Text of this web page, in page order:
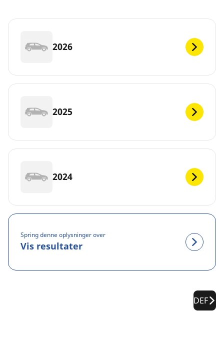
2026
2025
2024
Spring denne oplysninger over
Vis resultater
DEF